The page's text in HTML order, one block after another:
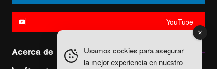
YouTube
Acerca de
Usamos cookies para asegurar
la mejor experiencia en nuestro